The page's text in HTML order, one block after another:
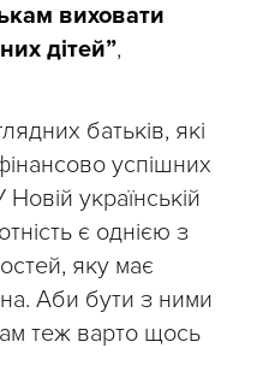
виховати
дітей”,
батьків, які
успішних
українській
є однією з
яку має
Аби бути з ними
теж варто щось